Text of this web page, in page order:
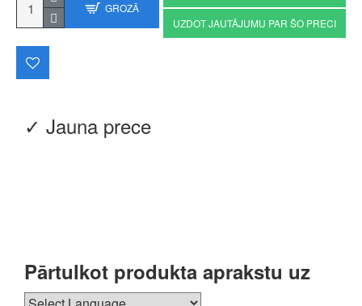
✓ Jauna prece
Pārtulkot produkta aprakstu uz
GROZĀ
UZDOT JAUTĀJUMU PAR ŠO PRECI